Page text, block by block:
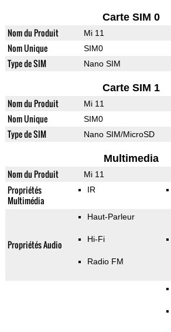
Carte SIM 0
Nom du Produit Mi 11
Nom Unique SIM0
Type de SIM Nano SIM
Carte SIM 1
Nom du Produit Mi 11
Nom Unique SIM0
Type de SIM Nano SIM/MicroSD
Multimedia
Nom du Produit Mi 11
Propriétés
Multimédia
IR
Propriétés Audio
Haut-Parleur
Hi-Fi
Radio FM